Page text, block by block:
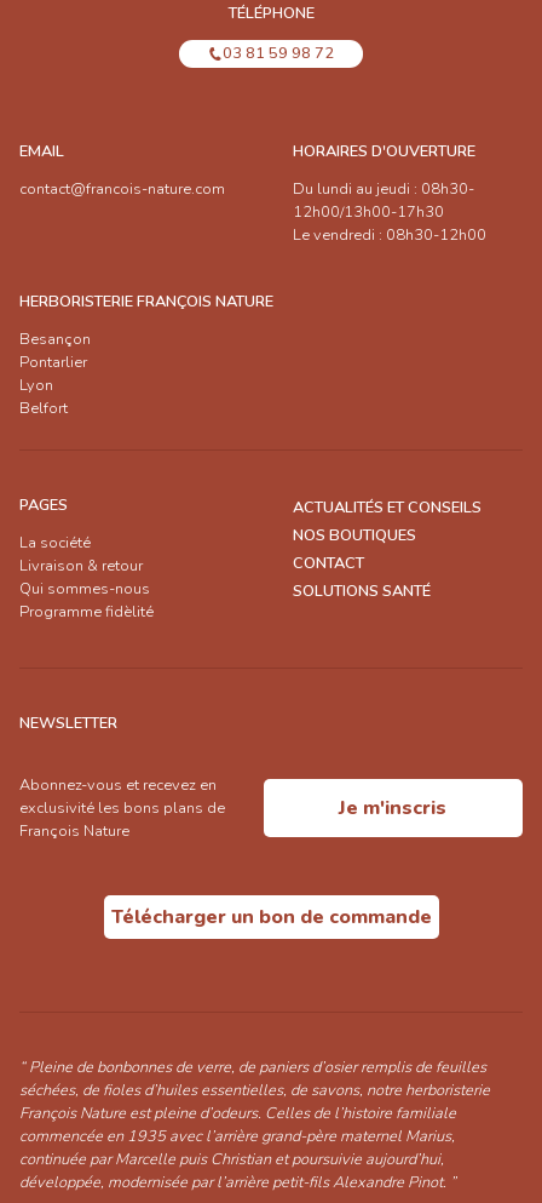
TÉLÉPHONE
03 81 59 98 72
EMAIL
contact@francois-nature.com
HORAIRES D'OUVERTURE
Du lundi au jeudi : 08h30-
12h00/13h00-17h30
Le vendredi : 08h30-12h00
HERBORISTERIE FRANÇOIS NATURE
Besançon
Pontarlier
Lyon
Belfort
PAGES
La société
Livraison & retour
Qui sommes-nous
Programme fidèlité
ACTUALITÉS ET CONSEILS
NOS BOUTIQUES
CONTACT
SOLUTIONS SANTÉ
NEWSLETTER
Abonnez-vous et recevez en
exclusivité les bons plans de
François Nature
Je m'inscris
Télécharger un bon de commande
“ Pleine de bonbonnes de verre, de paniers d’osier remplis de feuilles
séchées, de fioles d’huiles essentielles, de savons, notre herboristerie
François Nature est pleine d’odeurs. Celles de l’histoire familiale
commencée en 1935 avec l’arrière grand-père maternel Marius,
continuée par Marcelle puis Christian et poursuivie aujourd’hui,
développée, modernisée par l’arrière petit-fils Alexandre Pinot. ”